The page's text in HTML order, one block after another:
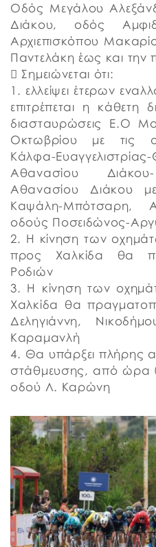
Οδός Μεγάλου
Διάκου, οδός
Αρχιεπισκόπου
Παντελάκη έως και την
 Σημειώνεται ότι:
1. ελλείψει έτερων
επιτρέπεται η κάθετη
διασταυρώσεις Ε.Ο
Οκτωβρίου με τις
Κάλφα-
Αθανασίου
Αθανασίου Διάκου
Καψάλη-Μπότσαρη,
οδούς Ποσειδώνος-
2. Η κίνηση των
προς Χαλκίδα θα
Ροδιών
3. Η κίνηση των
Χαλκίδα θα
Δεληγιάννη,
Καραμανλή
4. Θα υπάρξει πλήρης
στάθμευσης, από ώρα
οδού Λ. Καρώνη